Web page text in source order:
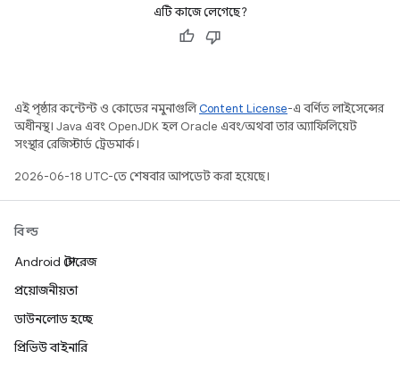
এটি কাজে লেগেছে?
এই পৃষ্ঠার কন্টেন্ট ও কোডের নমুনাগুলিContent License-এ বর্ণিত লাইসেন্সের
অধীনস্থ। Java এবং OpenJDK হল Oracle এবং/অথবা তার অ্যাফিলিয়েট
সংস্থার রেজিস্টার্ড ট্রেডমার্ক।
2026-06-18 UTC-তে শেষবার আপডেট করা হয়েছে।
বিল্ড
Android স্টোরেজ
প্রয়োজনীয়তা
ডাউনলোড হচ্ছে
প্রিভিউ বাইনারি